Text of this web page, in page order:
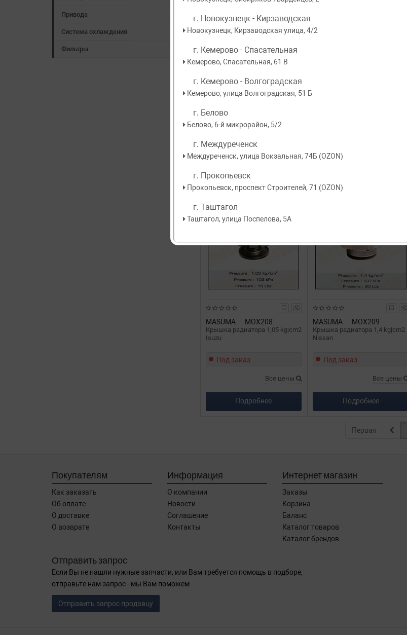
г. Новокузнецк - Кирзаводская
Новокузнецк, Кирзаводская улица, 4/2
г. Кемерово - Спасательная
Кемерово, Спасательная, 61 В
г. Кемерово - Волгоградская
Кемерово, улица Волгоградская, 51 Б
г. Белово
Белово, 6-й микрорайон, 5/2
г. Междуреченск
Междуреченск, улица Вокзальная, 74Б (OZON)
г. Прокопьевск
Прокопьевск, проспект Строителей, 71 (OZON)
г. Таштагол
Таштагол, улица Поспелова, 5А
Привода
Система охлаждения
Фильтры
MASUMA MOX204
Toyota
Все цены
Подробнее
MASUMA MOX208
Крышка радиатора 1,05 kg|cm2
Isuzu
Под заказ
Все цены
Подробнее
MASUMA MOX209
Крышка радиатора 1,4 kg|cm2
Nissan
Под заказ
Все цены
Подробнее
Первая
Покупателям
Как заказать
Об оплате
О доставке
О возврате
Информация
О компании
Новости
Соглашение
Контакты
Интернет магазин
Заказы
Корзина
Баланс
Каталог товаров
Каталог брендов
Отправить запрос
Если Вы не нашли нужные запчасти, или Вам требуется помощь в подборе,
отправьте нам запрос - мы Вам поможем
Отправить запрос продавцу